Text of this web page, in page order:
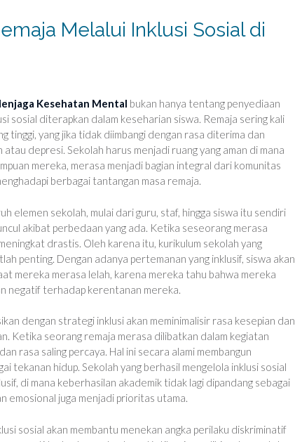
Melalui Inklusi Sosial di
Kesehatan Mental bukan hanya tentang penyediaan
sosial diterapkan dalam keseharian siswa. Remaja sering kali
yang jika tidak diimbangi dengan rasa diterima dan
depresi. Sekolah harus menjadi ruang yang aman di mana
mereka, merasa menjadi bagian integral dari komunitas
berbagai tantangan masa remaja.
elemen sekolah, mulai dari guru, staf, hingga siswa itu sendiri
akibat perbedaan yang ada. Ketika seseorang merasa
drastis. Oleh karena itu, kurikulum sekolah yang
penting. Dengan adanya pertemanan yang inklusif, siswa akan
mereka merasa lelah, karena mereka tahu bahwa mereka
negatif terhadap kerentanan mereka.
dengan strategi inklusi akan meminimalisir rasa kesepian dan
Ketika seorang remaja merasa dilibatkan dalam kegiatan
rasa saling percaya. Hal ini secara alami membangun
tekanan hidup. Sekolah yang berhasil mengelola inklusi sosial
di mana keberhasilan akademik tidak lagi dipandang sebagai
emosional juga menjadi prioritas utama.
sosial akan membantu menekan angka perilaku diskriminatif